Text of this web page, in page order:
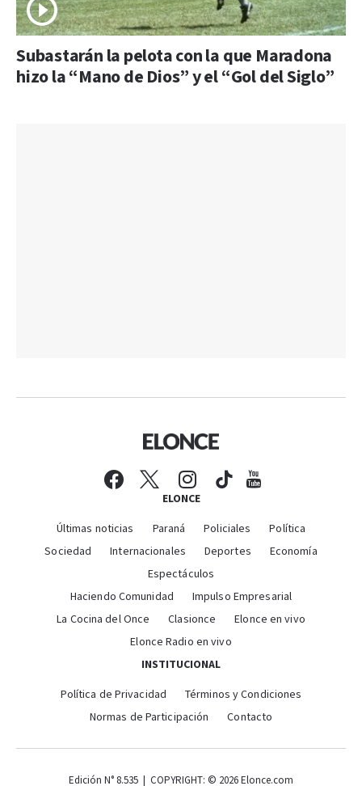
Subastarán la pelota con la que Maradona
hizo la “Mano de Dios” y el “Gol del Siglo”
ELONCE
Últimas noticias Paraná Policiales
Política
Sociedad
Internacionales Deportes
Economía
Espectáculos
Haciendo Comunidad
Impulso Empresarial
La Cocina del Once
Clasionce
Elonce en vivo
Elonce Radio en vivo
INSTITUCIONAL
Política de Privacidad
Términos y Condiciones
Normas de Participación
Contacto
Edición N° 8.535 | COPYRIGHT: © 2026 Elonce.com